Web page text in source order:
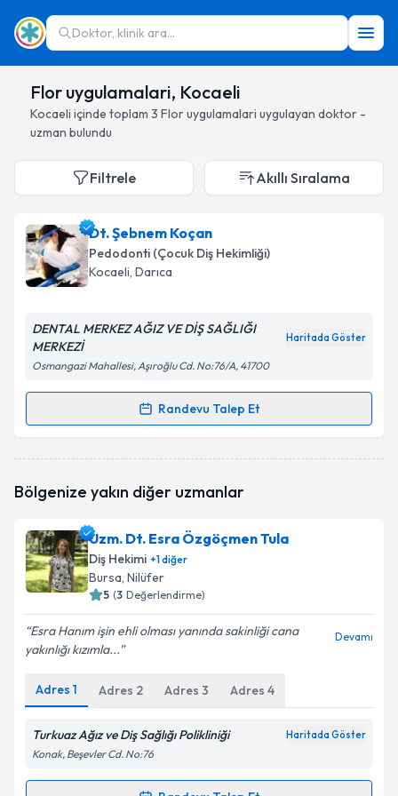
Doktor, klinik ara...
Flor uygulamalari, Kocaeli
Kocaeli içinde toplam 3 Flor uygulamalari uygulayan doktor -
uzman bulundu
Filtrele Akıllı Sıralama
Dt. Şebnem Koçan
Pedodonti (Çocuk Diş Hekimliği)
Kocaeli, Darıca
DENTAL MERKEZ AĞIZ VE DİŞ SAĞLIĞI
MERKEZİ
Haritada Göster
Osmangazi Mahallesi, Aşıroğlu Cd. No:76/A, 41700
Randevu Talep Et
Randevu Takvimi Talebi
oluşturun. Size bu uzmandan randevu almanız için bir
E-posta Adresiniz
Kişisel verilerimin işlenmesine ilişkinAydınlatma
Metni'ni okudum ve kişisel verilerimin belirtilen
Takvim Talebini Gönder
Bölgenize yakın diğer uzmanlar
Uzm. Dt. Esra Özgöçmen Tula
Diş Hekimi +1diğer
Bursa, Nilüfer
5 (3 Değerlendirme)
Esra Hanım işin ehli olması yanında sakinliği cana
yakınlığı kızımla...
Devamı
Adres 1 Adres 2 Adres 3 Adres 4
Turkuaz Ağız ve Diş Sağlığı Polikliniği Haritada Göster
Konak, Beşevler Cd. No:76